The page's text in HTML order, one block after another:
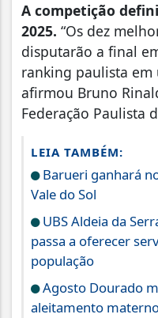
A competição
2025. “Os dez
disputarão a final
ranking paulista em
afirmou Bruno
Federação Paulista
LEIA TAMBÉM:
Barueri ganhará
Vale do Sol
UBS Aldeia da
passa a oferecer
população
Agosto Dourado
aleitamento